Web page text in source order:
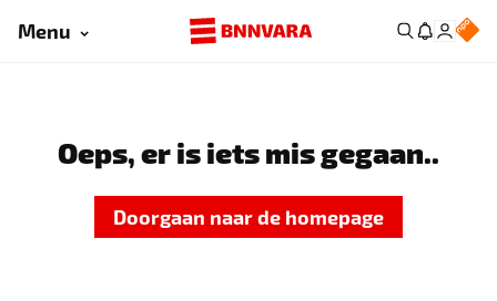
Menu
Oeps, er is iets mis gegaan..
Doorgaan naar de homepage